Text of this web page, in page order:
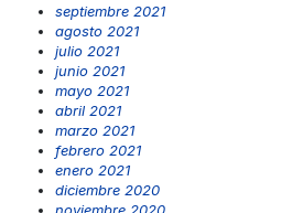
septiembre 2021
agosto 2021
julio 2021
junio 2021
mayo 2021
abril 2021
marzo 2021
febrero 2021
enero 2021
diciembre 2020